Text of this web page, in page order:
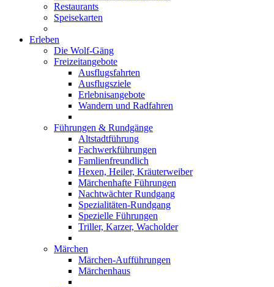
Restaurants
Speisekarten
Erleben
Die Wolf-Gäng
Freizeitangebote
Ausflugsfahrten
Ausflugsziele
Erlebnisangebote
Wandern und Radfahren
Führungen & Rundgänge
Altstadtführung
Fachwerkführungen
Famlienfreundlich
Hexen, Heiler, Kräuterweiber
Märchenhafte Führungen
Nachtwächter Rundgang
Spezialitäten-Rundgang
Spezielle Führungen
Triller, Karzer, Wacholder
Märchen
Märchen-Aufführungen
Märchenhaus